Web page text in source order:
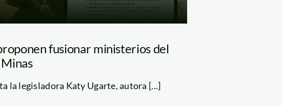
fusionar ministerios del
la legisladora Katy Ugarte, autora [...]